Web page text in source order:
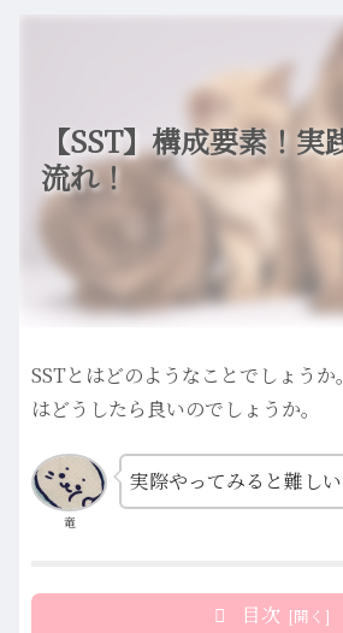
【SST】構成要素！
流れ！
SSTとはどのようなことでしょうか
はどうしたら良いのでしょうか。
竜
実際やってみると難し
目次